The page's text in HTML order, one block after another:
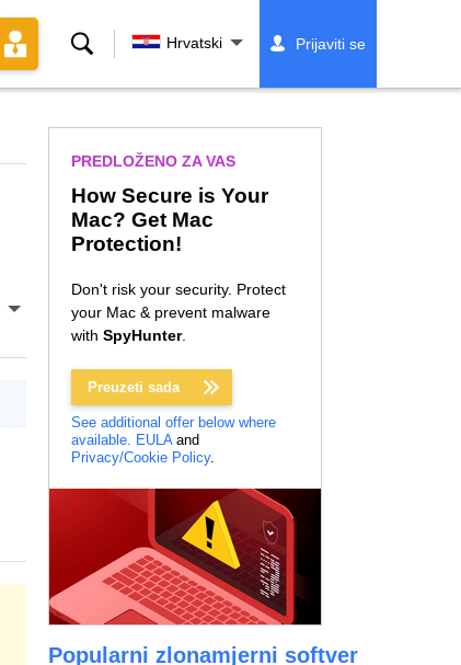
Traži Hrvatski Prijaviti se
PREDLOŽENO ZA VAS
How Secure is Your
Mac? Get Mac
Protection!
Don't risk your security. Protect
your Mac & prevent malware
with SpyHunter.
Preuzeti sada
See additional offer below where
available. EULAand
Privacy/Cookie Policy.
Popularni zlonamjerni softver